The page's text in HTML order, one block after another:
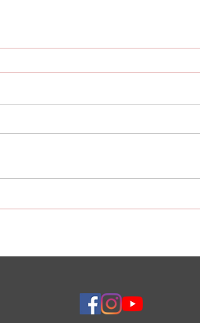
Aber es kam anders…